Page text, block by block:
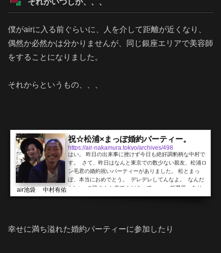
それがいつしか、、、
僕がairに入る前ぐらいに、人を介して距離が近くなり、
偶然か必然かは分かりませんが、同じ銀座エリアで美容師
をすることになりました。
それからというもの、、、
祝☆松浦×まっぽ婚約パーティー。
https://air-nakamura.tokyo/archives/498
はい。 昨日の出来事に挫けず今日も絶好調豹柄な中村で
す。 さて、昨日はなんと東京での数少ない親友、松浦ロ
ン毛君の婚約祝いパーティーがありました。 松とまっ
ぽ、本当におめでとう。 デレデレしてんなよ。 なんだ
かk-twoの皆さんも来てくださって、、、 超満員。あり
がとうございました。 祝いの言葉あり、そして愛知から
air池袋 中村有佑
幸せに満ち溢れた婚約パーティーに参加したり